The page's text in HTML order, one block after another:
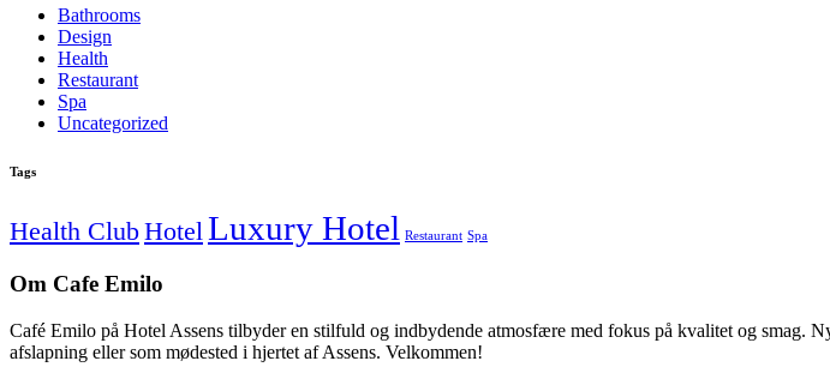
Bathrooms
Design
Health
Restaurant
Spa
Uncategorized
Tags
Health ClubHotelLuxury Hotel Restaurant Spa
Om Cafe Emilo
Café Emilo på Hotel Assens tilbyder en stilfuld og indbydende atmosfære med fokus på kvalitet og smag.
afslapning eller som mødested i hjertet af Assens. Velkommen!